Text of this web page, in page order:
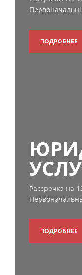
ПОДРОБНЕЕ
Рассрочка на
ПОДРОБНЕЕ